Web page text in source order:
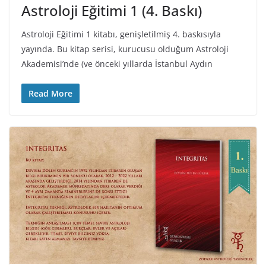
Astroloji Eğitimi 1 (4. Baskı)
Astroloji Eğitimi 1 kitabı, genişletilmiş 4. baskısıyla
yayında. Bu kitap serisi, kurucusu olduğum Astroloji
Akademisi’nde (ve önceki yıllarda İstanbul Aydın
Read More